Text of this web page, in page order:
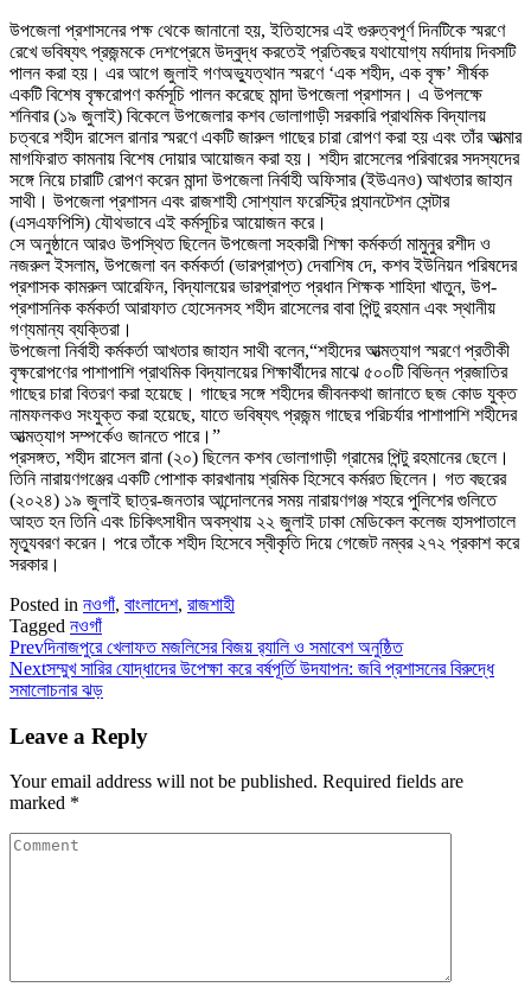
উপজেলা প্রশাসনের পক্ষ থেকে জানানো হয়, ইতিহাসের এই গুরুত্বপূর্ণ দিনটিকে স্মরণে
রেখে ভবিষ্যৎ প্রজন্মকে দেশপ্রেমে উদ্বুদ্ধ করতেই প্রতিবছর যথাযোগ্য মর্যাদায় দিবসটি
পালন করা হয়। এর আগে জুলাই গণঅভ্যুত্থান স্মরণে ‘এক শহীদ, এক বৃক্ষ’ শীর্ষক
একটি বিশেষ বৃক্ষরোপণ কর্মসূচি পালন করেছে মান্দা উপজেলা প্রশাসন। এ উপলক্ষে
শনিবার (১৯ জুলাই) বিকেলে উপজেলার কশব ভোলাগাড়ী সরকারি প্রাথমিক বিদ্যালয়
চত্বরে শহীদ রাসেল রানার স্মরণে একটি জারুল গাছের চারা রোপণ করা হয় এবং তাঁর আত্মার
মাগফিরাত কামনায় বিশেষ দোয়ার আয়োজন করা হয়। শহীদ রাসেলের পরিবারের সদস্যদের
সঙ্গে নিয়ে চারাটি রোপণ করেন মান্দা উপজেলা নির্বাহী অফিসার (ইউএনও) আখতার জাহান
সাথী। উপজেলা প্রশাসন এবং রাজশাহী সোশ্যাল ফরেস্ট্রি প্ল্যানটেশন সেন্টার
(এসএফপিসি) যৌথভাবে এই কর্মসূচির আয়োজন করে।
সে অনুষ্ঠানে আরও উপস্থিত ছিলেন উপজেলা সহকারী শিক্ষা কর্মকর্তা মামুনুর রশীদ ও
নজরুল ইসলাম, উপজেলা বন কর্মকর্তা (ভারপ্রাপ্ত) দেবাশিষ দে, কশব ইউনিয়ন পরিষদের
প্রশাসক কামরুল আরেফিন, বিদ্যালয়ের ভারপ্রাপ্ত প্রধান শিক্ষক শাহিদা খাতুন, উপ-
প্রশাসনিক কর্মকর্তা আরাফাত হোসেনসহ শহীদ রাসেলের বাবা পিন্টু রহমান এবং স্থানীয়
গণ্যমান্য ব্যক্তিরা।
উপজেলা নির্বাহী কর্মকর্তা আখতার জাহান সাথী বলেন,“শহীদের আত্মত্যাগ স্মরণে প্রতীকী
বৃক্ষরোপণের পাশাপাশি প্রাথমিক বিদ্যালয়ের শিক্ষার্থীদের মাঝে ৫০০টি বিভিন্ন প্রজাতির
গাছের চারা বিতরণ করা হয়েছে। গাছের সঙ্গে শহীদের জীবনকথা জানাতে ছজ কোড যুক্ত
নামফলকও সংযুক্ত করা হয়েছে, যাতে ভবিষ্যৎ প্রজন্ম গাছের পরিচর্যার পাশাপাশি শহীদের
আত্মত্যাগ সম্পর্কেও জানতে পারে।”
প্রসঙ্গত, শহীদ রাসেল রানা (২০) ছিলেন কশব ভোলাগাড়ী গ্রামের পিন্টু রহমানের ছেলে।
তিনি নারায়ণগঞ্জের একটি পোশাক কারখানায় শ্রমিক হিসেবে কর্মরত ছিলেন। গত বছরের
(২০২৪) ১৯ জুলাই ছাত্র-জনতার আন্দোলনের সময় নারায়ণগঞ্জ শহরে পুলিশের গুলিতে
আহত হন তিনি এবং চিকিৎসাধীন অবস্থায় ২২ জুলাই ঢাকা মেডিকেল কলেজ হাসপাতালে
মৃত্যুবরণ করেন। পরে তাঁকে শহীদ হিসেবে স্বীকৃতি দিয়ে গেজেট নম্বর ২৭২ প্রকাশ করে
সরকার।
Posted in নওগাঁ, বাংলাদেশ, রাজশাহী
Tagged নওগাঁ
Prevদিনাজপুরে খেলাফত মজলিসের বিজয় র‍্যালি ও সমাবেশ অনুষ্ঠিত
Nextসম্মুখ সারির যোদ্ধাদের উপেক্ষা করে বর্ষপূর্তি উদযাপন: জবি প্রশাসনের বিরুদ্ধে
সমালোচনার ঝড়
Leave a Reply
Your email address will not be published. Required fields are
marked *